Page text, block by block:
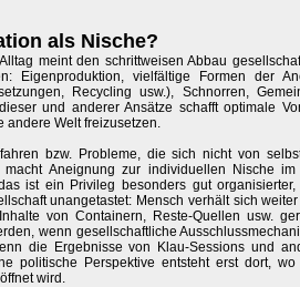
als Nische?
meint den schrittweisen Abbau
Eigenproduktion, vielfältige Formen der
Recycling usw.), Schnorren,
und anderer Ansätze schafft optimale
andere Welt freizusetzen.
bzw. Probleme, die sich nicht von
macht Aneignung zur individuellen Nische
ist ein Privileg besonders gut
unangetastet: Mensch verhält sich
von Containern, Reste-Quellen usw.
wenn gesellschaftliche
die Ergebnisse von Klau-Sessions und
politische Perspektive entsteht erst dort,
wird.